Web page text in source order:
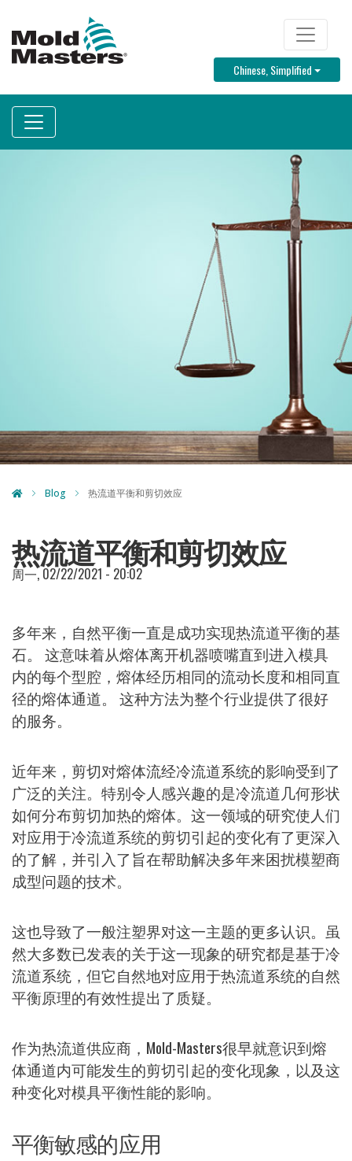
要
TOP MENU
Chinese, SimplifiedToggle
Blog 热流道平衡和剪切效应
热流道平衡和剪切效应
周一, 02/22/2021 - 20:02
多年来，自然平衡一直是成功实现热流道平衡的基
石。 这意味着从熔体离开机器喷嘴直到进入模具
内的每个型腔，熔体经历相同的流动长度和相同直
径的熔体通道。 这种方法为整个行业提供了很好
的服务。
近年来，剪切对熔体流经冷流道系统的影响受到了
广泛的关注。特别令人感兴趣的是冷流道几何形状
如何分布剪切加热的熔体。这一领域的研究使人们
对应用于冷流道系统的剪切引起的变化有了更深入
的了解，并引入了旨在帮助解决多年来困扰模塑商
成型问题的技术。
这也导致了一般注塑界对这一主题的更多认识。虽
然大多数已发表的关于这一现象的研究都是基于冷
流道系统，但它自然地对应用于热流道系统的自然
平衡原理的有效性提出了质疑。
作为热流道供应商，Mold-Masters很早就意识到熔
体通道内可能发生的剪切引起的变化现象，以及这
种变化对模具平衡性能的影响。
平衡敏感的应用